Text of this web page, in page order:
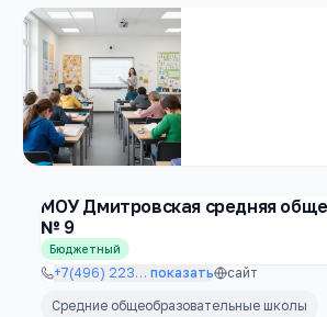
МОУ Дмитровская средняя
№ 9
Бюджетный
+7(496) 223… показать
сайт
Средние общеобразовательные школы